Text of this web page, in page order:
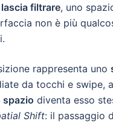
lascia filtrare, uno
non è più
rappresenta uno
da tocchi e swipe, a
spazio diventa esso
Shift: il passaggio